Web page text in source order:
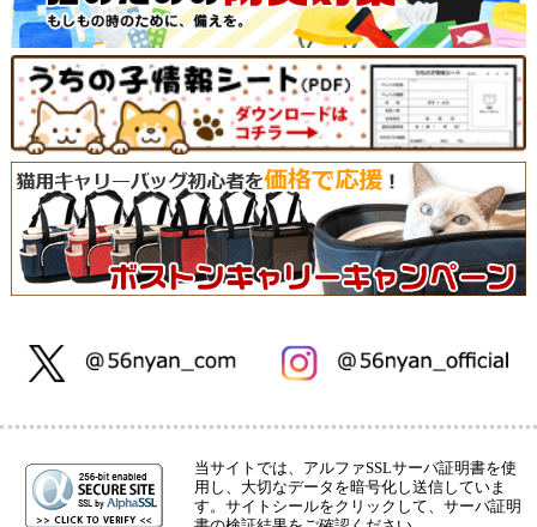
当サイトでは、アルファSSLサーバ証明書を使
用し、大切なデータを暗号化し送信していま
す。サイトシールをクリックして、サーバ証明